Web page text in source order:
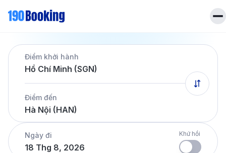
Trang chủ
Vé máy bay
Dịch vụ
Khách sạn
Tin tứcLiên hệ
Hotline
028 7303 6167
Tiếng Việt
Điểm khởi hành
Hồ Chí Minh (SGN)
Điểm đến
Hà Nội (HAN)
Ngày đi
18 Thg 8, 2026
Khứ hồi